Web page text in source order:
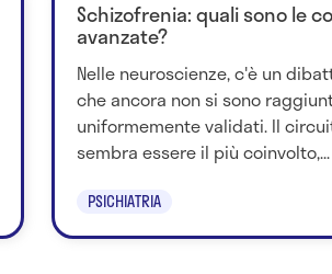
Schizofrenia: quali sono le
avanzate?
Nelle neuroscienze, c'è un
che ancora non si sono
uniformemente validati. Il
sembra essere il più coinvolto,...
PSICHIATRIA